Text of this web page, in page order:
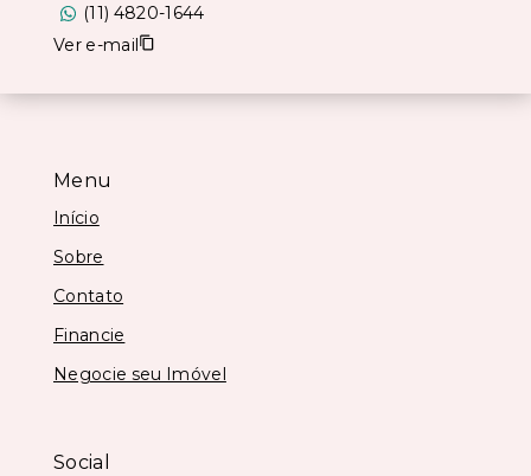
Menu
Início
Sobre
Contato
Financie
Negocie seu Imóvel
Social
(11) 4820-1644
Ver e-mail